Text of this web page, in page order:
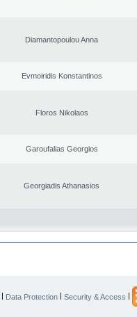
Diamantopoulou Anna
Evmoiridis Konstantinos
Floros Nikolaos
Garoufalias Georgios
Georgiadis Athanasios
| Data Protection | Security & Access |